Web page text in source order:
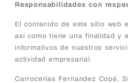
Responsabilidades con
El contenido de este sitio web
así como tiene una finalidad y
informativos de nuestros
actividad empresarial.
Carrocerías Fernandez Copé,